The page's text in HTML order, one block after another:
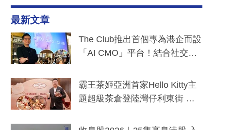
最新文章
The Club推出首個專為港企而設
「AI CMO」平台！結合社交聆
分鐘生成「貼地」宣傳短片
霸王茶姬亞洲首家Hello Kitty主
題超級茶倉登陸灣仔利東街 推
y及香港限定特調系列